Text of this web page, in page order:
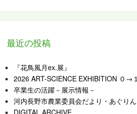
最近の投稿
『花鳥風月ex.展』
2026 ART-SCIENCE EXHIBITION ０→１
卒業生の活躍－展示情報－
河内長野市農業委員会だより・あぐりん
DIGITAL ARCHIVE